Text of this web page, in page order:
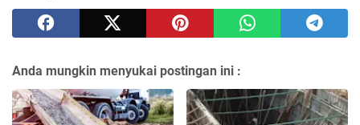
Anda mungkin menyukai postingan ini :